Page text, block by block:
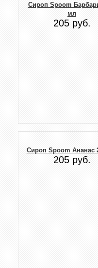
Сироп Spoom
мл
205 руб.
Сироп Spoom Ананас
205 руб.